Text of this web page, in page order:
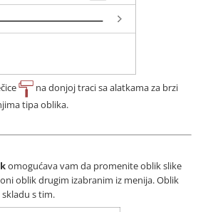
na donjoj traci sa alatkama za brzi
tipa oblika.
omogućava vam da promenite oblik slike
oblik drugim izabranim iz menija. Oblik
s tim.